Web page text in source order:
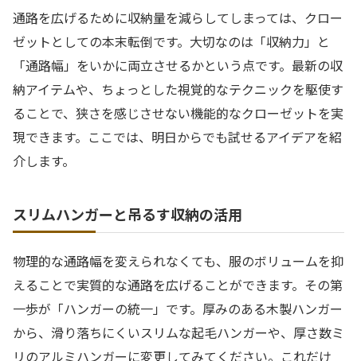
通路を広げるために収納量を減らしてしまっては、クロー
ゼットとしての本末転倒です。大切なのは「収納力」と
「通路幅」をいかに両立させるかという点です。最新の収
納アイテムや、ちょっとした視覚的なテクニックを駆使す
ることで、狭さを感じさせない機能的なクローゼットを実
現できます。ここでは、明日からでも試せるアイデアを紹
介します。
スリムハンガーと吊るす収納の活用
物理的な通路幅を変えられなくても、服のボリュームを抑
えることで実質的な通路を広げることができます。その第
一歩が「ハンガーの統一」です。厚みのある木製ハンガー
から、滑り落ちにくいスリムな起毛ハンガーや、厚さ数ミ
リのアルミハンガーに変更してみてください。これだけ